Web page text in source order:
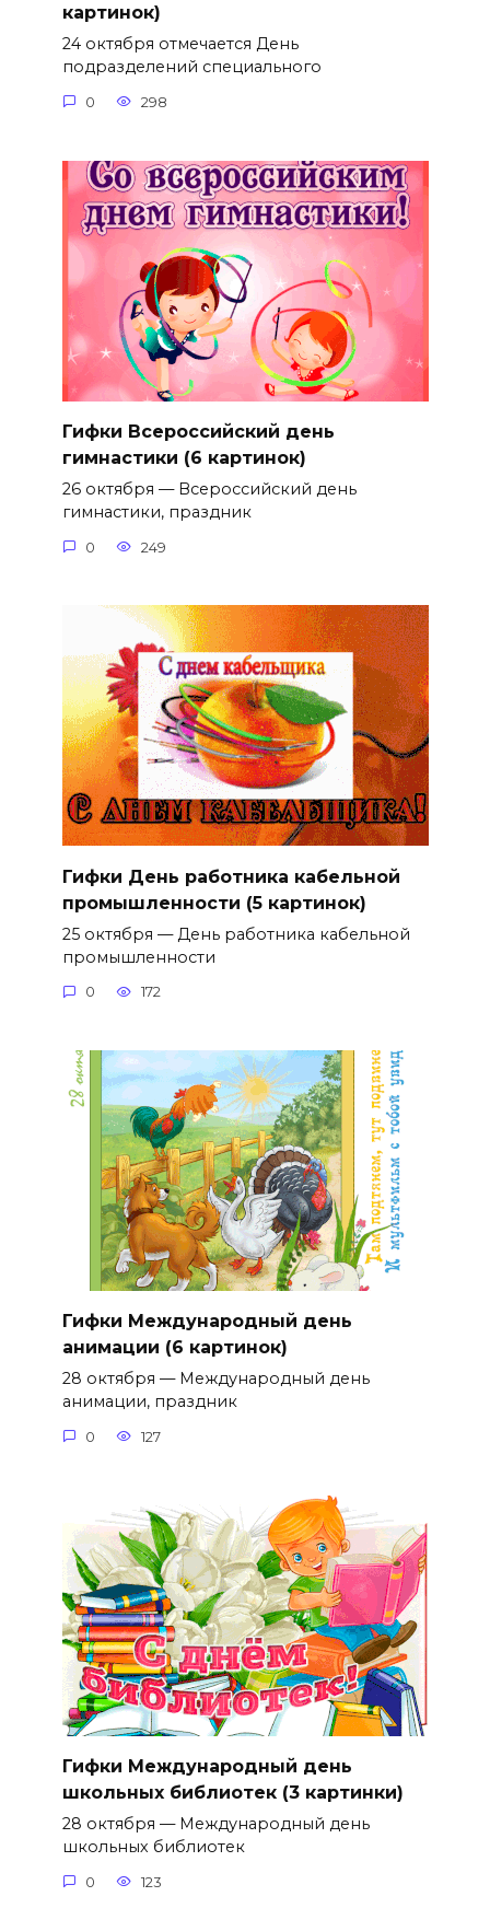
картинок)
24 октября отмечается День
подразделений специального
0 298
Гифки Всероссийский день
гимнастики (6 картинок)
26 октября — Всероссийский день
гимнастики, праздник
0 249
Гифки День работника кабельной
промышленности (5 картинок)
25 октября — День работника кабельной
промышленности
0 172
Гифки Международный день
анимации (6 картинок)
28 октября — Международный день
анимации, праздник
0 127
Гифки Международный день
школьных библиотек (3 картинки)
28 октября — Международный день
школьных библиотек
0 123